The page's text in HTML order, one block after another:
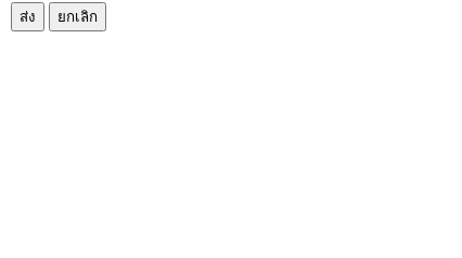
ส่ง ยกเลิก